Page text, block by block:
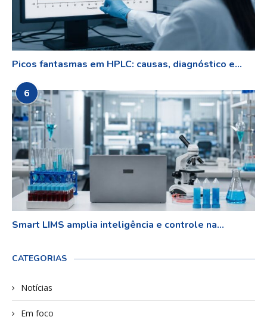
Picos fantasmas em HPLC: causas, diagnóstico e...
6
Smart LIMS amplia inteligência e controle na...
CATEGORIAS
Notícias
Em foco